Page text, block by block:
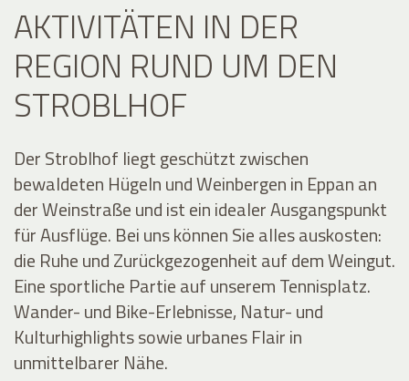
AKTIVITÄTEN IN DER
REGION RUND UM DEN
STROBLHOF
Der Stroblhof liegt geschützt zwischen
bewaldeten Hügeln und Weinbergen in Eppan an
der Weinstraße und ist ein idealer Ausgangspunkt
für Ausflüge. Bei uns können Sie alles auskosten:
die Ruhe und Zurückgezogenheit auf dem Weingut.
Eine sportliche Partie auf unserem Tennisplatz.
Wander- und Bike-Erlebnisse, Natur- und
Kulturhighlights sowie urbanes Flair in
unmittelbarer Nähe.